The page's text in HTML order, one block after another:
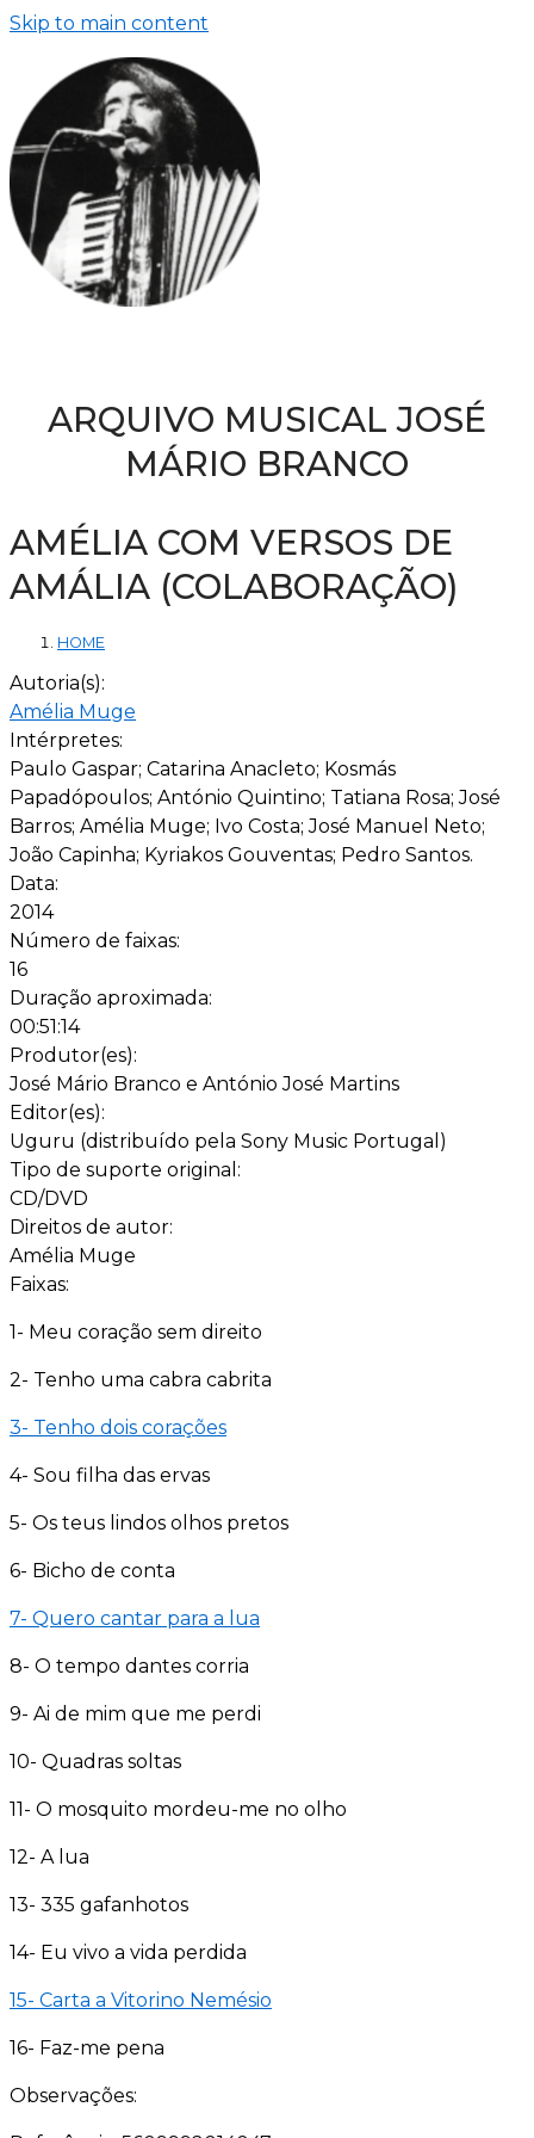
Skip to main content
ARQUIVO MUSICAL JOSÉ
MÁRIO BRANCO
AMÉLIA COM VERSOS DE
AMÁLIA (COLABORAÇÃO)
HOME
Autoria(s):
Amélia Muge
Intérpretes:
Paulo Gaspar; Catarina Anacleto; Kosmás
Papadópoulos; António Quintino; Tatiana Rosa; José
Barros; Amélia Muge; Ivo Costa; José Manuel Neto;
João Capinha; Kyriakos Gouventas; Pedro Santos.
Data:
2014
Número de faixas:
16
Duração aproximada:
00:51:14
Produtor(es):
José Mário Branco e António José Martins
Editor(es):
Uguru (distribuído pela Sony Music Portugal)
Tipo de suporte original:
CD/DVD
Direitos de autor:
Amélia Muge
Faixas:
1- Meu coração sem direito
2- Tenho uma cabra cabrita
3- Tenho dois corações
4- Sou filha das ervas
5- Os teus lindos olhos pretos
6- Bicho de conta
7- Quero cantar para a lua
8- O tempo dantes corria
9- Ai de mim que me perdi
10- Quadras soltas
11- O mosquito mordeu-me no olho
12- A lua
13- 335 gafanhotos
14- Eu vivo a vida perdida
15- Carta a Vitorino Nemésio
16- Faz-me pena
Observações: